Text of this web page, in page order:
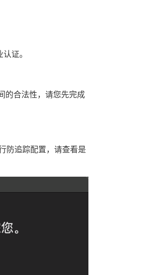
证。
的合法性，请您先完成
防追踪配置，请查看是